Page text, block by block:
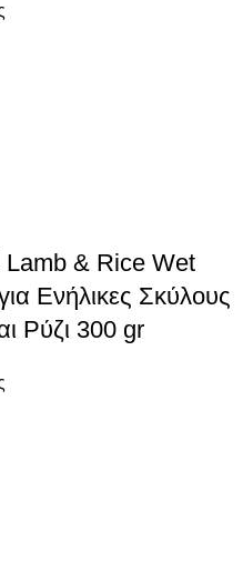
& Rice Wet
Ενήλικες Σκύλους
Ρύζι 300 gr